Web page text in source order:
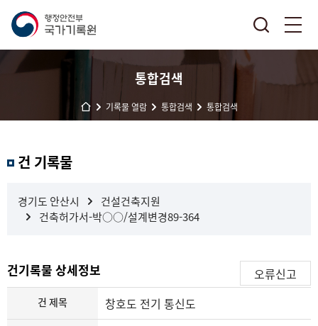
통합검색
기록물 열람 통합검색 통합검색
과 건 기록물
경기도 안산시
건설건축지원
건축허가서-박○○/설계변경89-364
건기록물 상세정보 오류신고
건 제목 창호도 전기 통신도